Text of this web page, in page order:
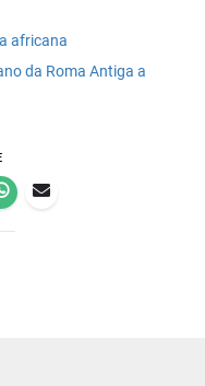
africana
da Roma Antiga a